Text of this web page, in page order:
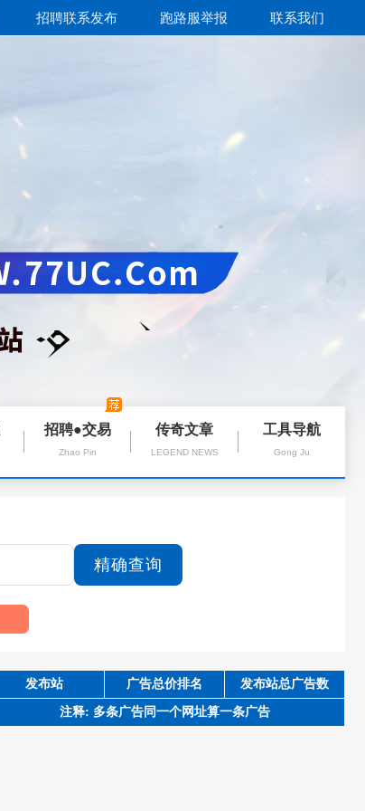
招聘联系发布 跑路服举报 联系我们
招聘●交易
Zhao Pin
传奇文章
LEGEND NEWS
工具导航
Gong Ju
发布站 广告总价排名 发布站总广告数
注释: 多条广告同一个网址算一条广告